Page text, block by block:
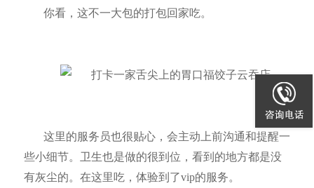
你看，这不一大包的打包回家吃。
这里的服务员也很贴心，会主动上前沟通和提醒一
些小细节。卫生也是做的很到位，看到的地方都是没
有灰尘的。在这里吃，体验到了vip的服务。